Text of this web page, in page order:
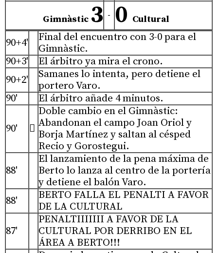
Gimnàstic 3 - 0 Cultural
90+4'
Final del encuentro con 3-0 para el
Gimnàstic.
90+3'
El árbitro ya mira el crono.
90+2'
Samanes lo intenta, pero detiene el
portero Varo.
90'
El árbitro añade 4 minutos.
90' 
Doble cambio en el Gimnàstic:
Abandonan el campo Joan Oriol y
Borja Martínez y saltan al césped
Recio y Gorostegui.
88'
El lanzamiento de la pena máxima de
Berto lo lanza al centro de la portería
y detiene el balón Varo.
88'
BERTO FALLA EL PENALTI A FAVOR
DE LA CULTURAL
87'
PENALTIIIIIII A FAVOR DE LA
CULTURAL POR DERRIBO EN EL
ÁREA A BERTO!!!